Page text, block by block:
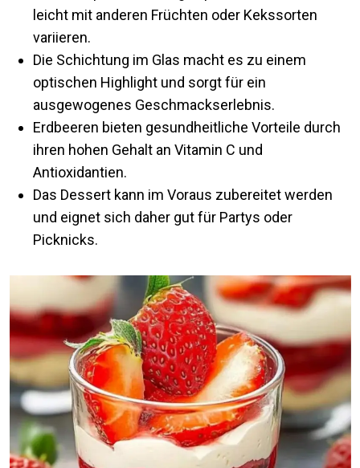
leicht mit anderen Früchten oder Kekssorten
variieren.
Die Schichtung im Glas macht es zu einem
optischen Highlight und sorgt für ein
ausgewogenes Geschmackserlebnis.
Erdbeeren bieten gesundheitliche Vorteile durch
ihren hohen Gehalt an Vitamin C und
Antioxidantien.
Das Dessert kann im Voraus zubereitet werden
und eignet sich daher gut für Partys oder
Picknicks.